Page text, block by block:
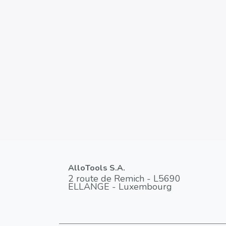
AlloTools S.A.
2 route de Remich - L5690
ELLANGE - Luxembourg